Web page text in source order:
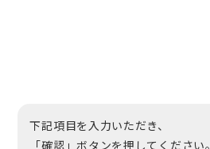
下記項目を入力いただき、
「確認」ボタンを押してください。